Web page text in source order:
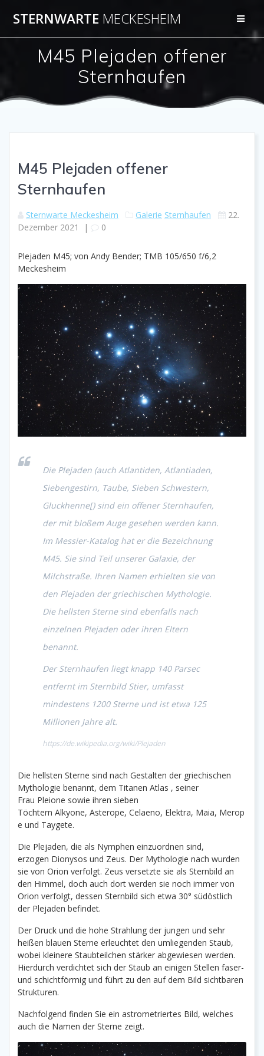
InhaltSTERNWARTE MECKESHEIM
M45 Plejaden offener
Sternhaufen
M45 Plejaden offener
Sternhaufen
Sternwarte Meckesheim Galerie Sternhaufen
22.
Dezember 2021
| 0
Plejaden M45; von Andy Bender; TMB 105/650 f/6,2
Meckesheim
Die Plejaden (auch Atlantiden, Atlantiaden,
Siebengestirn, Taube, Sieben Schwestern,
Gluckhenne[) sind ein offener Sternhaufen,
der mit bloßem Auge gesehen werden kann.
Im Messier-Katalog hat er die Bezeichnung
M45. Sie sind Teil unserer Galaxie, der
Milchstraße. Ihren Namen erhielten sie von
den Plejaden der griechischen Mythologie.
Die hellsten Sterne sind ebenfalls nach
einzelnen Plejaden oder ihren Eltern
benannt.
Der Sternhaufen liegt knapp 140 Parsec
entfernt im Sternbild Stier, umfasst
mindestens 1200 Sterne und ist etwa 125
Millionen Jahre alt.
https://de.wikipedia.org/wiki/Plejaden
Die hellsten Sterne sind nach Gestalten der griechischen
Mythologie benannt, dem Titanen Atlas , seiner
Frau Pleione sowie ihren sieben
Töchtern Alkyone, Asterope, Celaeno, Elektra, Maia, Merop
e und Taygete.
Die Plejaden, die als Nymphen einzuordnen sind,
erzogen Dionysos und Zeus. Der Mythologie nach wurden
sie von Orion verfolgt. Zeus versetzte sie als Sternbild an
den Himmel, doch auch dort werden sie noch immer von
Orion verfolgt, dessen Sternbild sich etwa 30° südöstlich
der Plejaden befindet.
Der Druck und die hohe Strahlung der jungen und sehr
heißen blauen Sterne erleuchtet den umliegenden Staub,
wobei kleinere Staubteilchen stärker abgewiesen werden.
Hierdurch verdichtet sich der Staub an einigen Stellen faser-
und schichtförmig und führt zu den auf dem Bild sichtbaren
Strukturen.
Nachfolgend finden Sie ein astrometriertes Bild, welches
auch die Namen der Sterne zeigt.